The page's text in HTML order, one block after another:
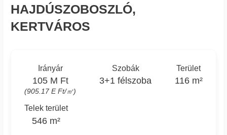
HAJDÚSZOBOSZLÓ,
KERTVÁROS
Irányár
105 M Ft
(905.17 E Ft/㎡)
Szobák
3+1 félszoba
Terület
116 m²
Telek terület
546 m²